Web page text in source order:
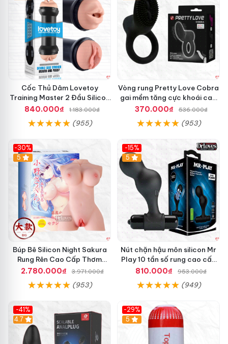
Cốc Thủ Dâm Lovetoy
Training Master 2 Đầu Silicon
Mềm Mại Tiện Lợi
840.000₫ 1.183.000₫
(955)
Vòng rung Pretty Love Cobra
gai mềm tăng cực khoái cao
cấp chính hãng
370.000₫ 536.000₫
(953)
-30%
Hot
5
Búp Bê Silicon Night Sakura
Rung Rên Cao Cấp Thơm
Mượt
2.780.000₫ 3.971.000₫
(953)
-15%
Hot
5
Nút chặn hậu môn silicon Mr
Play 10 tần số rung cao cấp
tăng khoái cảm
810.000₫ 953.000₫
(949)
-41%
Hot
4.7
-29%
5